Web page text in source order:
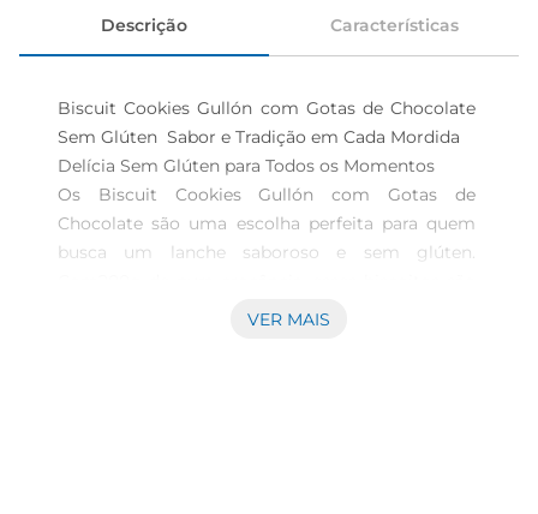
Descrição Características
Biscuit Cookies Gullón com Gotas de Chocolate
Sem Glúten  Sabor e Tradição em Cada Mordida
Delícia Sem Glúten para Todos os Momentos
Os Biscuit Cookies Gullón com Gotas de
Chocolate são uma escolha perfeita para quem
busca um lanche saboroso e sem glúten.
ideais para acompanhar o café da manhã, um
VER MAIS